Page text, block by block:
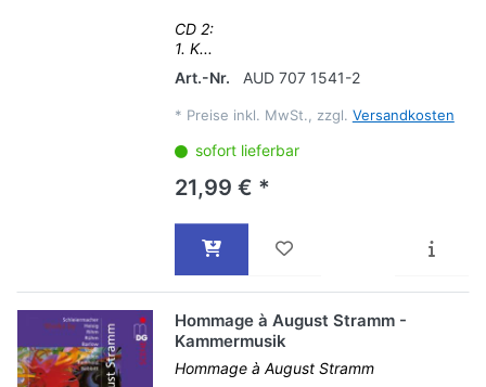
CD 2:
1. K...
Art.-Nr.
AUD 707 1541-2
* Preise inkl. MwSt., zzgl. Versandkosten
sofort lieferbar
21,99 € *
Hommage à August Stramm -
Kammermusik
Hommage à August Stramm